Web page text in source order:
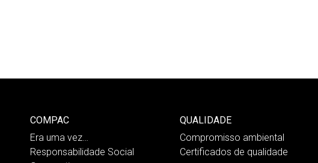
COMPAC
Era uma vez…
Responsabilidade Social
QUALIDADE
Compromisso ambiental
Certificados de qualidade